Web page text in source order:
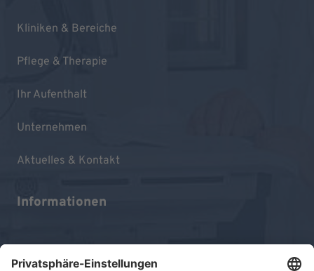
Kliniken & Bereiche
Pflege & Therapie
Ihr Aufenthalt
Unternehmen
Aktuelles & Kontakt
Informationen
Impressum